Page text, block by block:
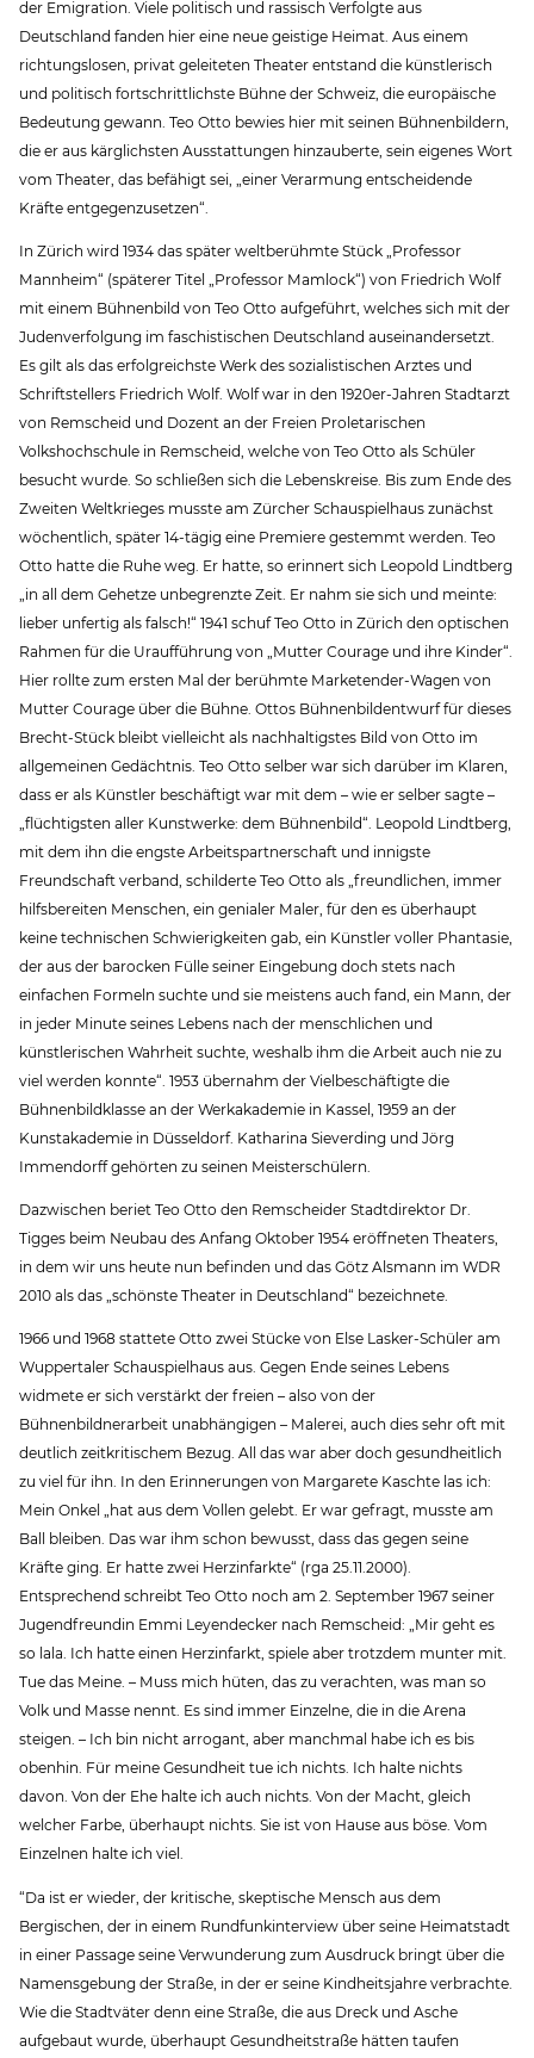
der Emigration. Viele politisch und rassisch Verfolgte aus
Deutschland fanden hier eine neue geistige Heimat. Aus einem
richtungslosen, privat geleiteten Theater entstand die künstlerisch
und politisch fortschrittlichste Bühne der Schweiz, die europäische
Bedeutung gewann. Teo Otto bewies hier mit seinen Bühnenbildern,
die er aus kärglichsten Ausstattungen hinzauberte, sein eigenes Wort
vom Theater, das befähigt sei, „einer Verarmung entscheidende
Kräfte entgegenzusetzen“.
In Zürich wird 1934 das später weltberühmte Stück „Professor
Mannheim“ (späterer Titel „Professor Mamlock“) von Friedrich Wolf
mit einem Bühnenbild von Teo Otto aufgeführt, welches sich mit der
Judenverfolgung im faschistischen Deutschland auseinandersetzt.
Es gilt als das erfolgreichste Werk des sozialistischen Arztes und
Schriftstellers Friedrich Wolf. Wolf war in den 1920er-Jahren Stadtarzt
von Remscheid und Dozent an der Freien Proletarischen
Volkshochschule in Remscheid, welche von Teo Otto als Schüler
besucht wurde. So schließen sich die Lebenskreise. Bis zum Ende des
Zweiten Weltkrieges musste am Zürcher Schauspielhaus zunächst
wöchentlich, später 14-tägig eine Premiere gestemmt werden. Teo
Otto hatte die Ruhe weg. Er hatte, so erinnert sich Leopold Lindtberg
„in all dem Gehetze unbegrenzte Zeit. Er nahm sie sich und meinte:
lieber unfertig als falsch!“ 1941 schuf Teo Otto in Zürich den optischen
Rahmen für die Uraufführung von „Mutter Courage und ihre Kinder“.
Hier rollte zum ersten Mal der berühmte Marketender-Wagen von
Mutter Courage über die Bühne. Ottos Bühnenbildentwurf für dieses
Brecht-Stück bleibt vielleicht als nachhaltigstes Bild von Otto im
allgemeinen Gedächtnis. Teo Otto selber war sich darüber im Klaren,
dass er als Künstler beschäftigt war mit dem – wie er selber sagte –
„flüchtigsten aller Kunstwerke: dem Bühnenbild“. Leopold Lindtberg,
mit dem ihn die engste Arbeitspartnerschaft und innigste
Freundschaft verband, schilderte Teo Otto als „freundlichen, immer
hilfsbereiten Menschen, ein genialer Maler, für den es überhaupt
keine technischen Schwierigkeiten gab, ein Künstler voller Phantasie,
der aus der barocken Fülle seiner Eingebung doch stets nach
einfachen Formeln suchte und sie meistens auch fand, ein Mann, der
in jeder Minute seines Lebens nach der menschlichen und
künstlerischen Wahrheit suchte, weshalb ihm die Arbeit auch nie zu
viel werden konnte“. 1953 übernahm der Vielbeschäftigte die
Bühnenbildklasse an der Werkakademie in Kassel, 1959 an der
Kunstakademie in Düsseldorf. Katharina Sieverding und Jörg
Immendorff gehörten zu seinen Meisterschülern.
Dazwischen beriet Teo Otto den Remscheider Stadtdirektor Dr.
Tigges beim Neubau des Anfang Oktober 1954 eröffneten Theaters,
in dem wir uns heute nun befinden und das Götz Alsmann im WDR
2010 als das „schönste Theater in Deutschland“ bezeichnete.
1966 und 1968 stattete Otto zwei Stücke von Else Lasker-Schüler am
Wuppertaler Schauspielhaus aus. Gegen Ende seines Lebens
widmete er sich verstärkt der freien – also von der
Bühnenbildnerarbeit unabhängigen – Malerei, auch dies sehr oft mit
deutlich zeitkritischem Bezug. All das war aber doch gesundheitlich
zu viel für ihn. In den Erinnerungen von Margarete Kaschte las ich:
Mein Onkel „hat aus dem Vollen gelebt. Er war gefragt, musste am
Ball bleiben. Das war ihm schon bewusst, dass das gegen seine
Kräfte ging. Er hatte zwei Herzinfarkte“ (rga 25.11.2000).
Entsprechend schreibt Teo Otto noch am 2. September 1967 seiner
Jugendfreundin Emmi Leyendecker nach Remscheid: „Mir geht es
so lala. Ich hatte einen Herzinfarkt, spiele aber trotzdem munter mit.
Tue das Meine. – Muss mich hüten, das zu verachten, was man so
Volk und Masse nennt. Es sind immer Einzelne, die in die Arena
steigen. – Ich bin nicht arrogant, aber manchmal habe ich es bis
obenhin. Für meine Gesundheit tue ich nichts. Ich halte nichts
davon. Von der Ehe halte ich auch nichts. Von der Macht, gleich
welcher Farbe, überhaupt nichts. Sie ist von Hause aus böse. Vom
Einzelnen halte ich viel.
“Da ist er wieder, der kritische, skeptische Mensch aus dem
Bergischen, der in einem Rundfunkinterview über seine Heimatstadt
in einer Passage seine Verwunderung zum Ausdruck bringt über die
Namensgebung der Straße, in der er seine Kindheitsjahre verbrachte.
Wie die Stadtväter denn eine Straße, die aus Dreck und Asche
aufgebaut wurde, überhaupt Gesundheitstraße hätten taufen